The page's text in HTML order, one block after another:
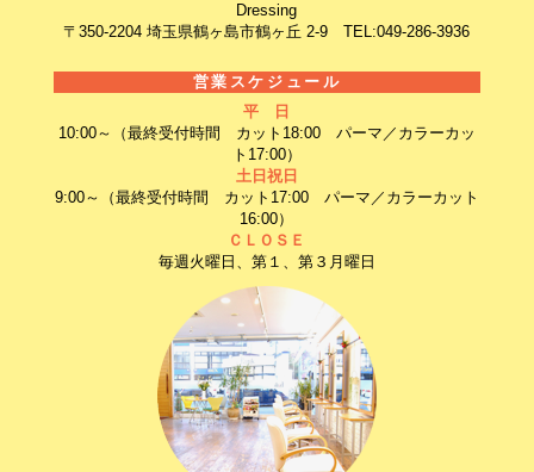
Dressing
〒350-2204 埼玉県鶴ヶ島市鶴ヶ丘 2-9 TEL:049-286-3936
営業スケジュール
平 日
10:00～（最終受付時間 カット18:00 パーマ／カラーカッ
ト17:00）
土日祝日
9:00～（最終受付時間 カット17:00 パーマ／カラーカット
16:00）
ＣＬＯＳＥ
毎週火曜日、第１、第３月曜日